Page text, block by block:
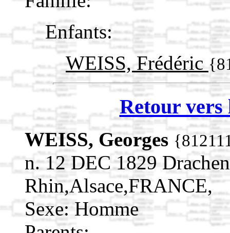
Enfants:
WEISS, Frédéric
Retour vers
WEISS, Georges
n. 12 DEC 1829
Rhin,Alsace,FRANCE,
Sexe: Homme